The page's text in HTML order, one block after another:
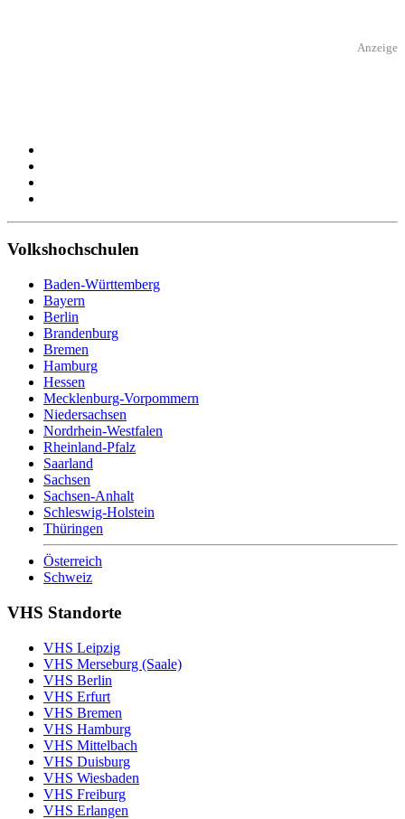
Anzeige
Volkshochschulen
Baden-Württemberg
Bayern
Berlin
Brandenburg
Bremen
Hamburg
Hessen
Mecklenburg-Vorpommern
Niedersachsen
Nordrhein-Westfalen
Rheinland-Pfalz
Saarland
Sachsen
Sachsen-Anhalt
Schleswig-Holstein
Thüringen
Österreich
Schweiz
VHS Standorte
VHS Leipzig
VHS Merseburg (Saale)
VHS Berlin
VHS Erfurt
VHS Bremen
VHS Hamburg
VHS Mittelbach
VHS Duisburg
VHS Wiesbaden
VHS Freiburg
VHS Erlangen